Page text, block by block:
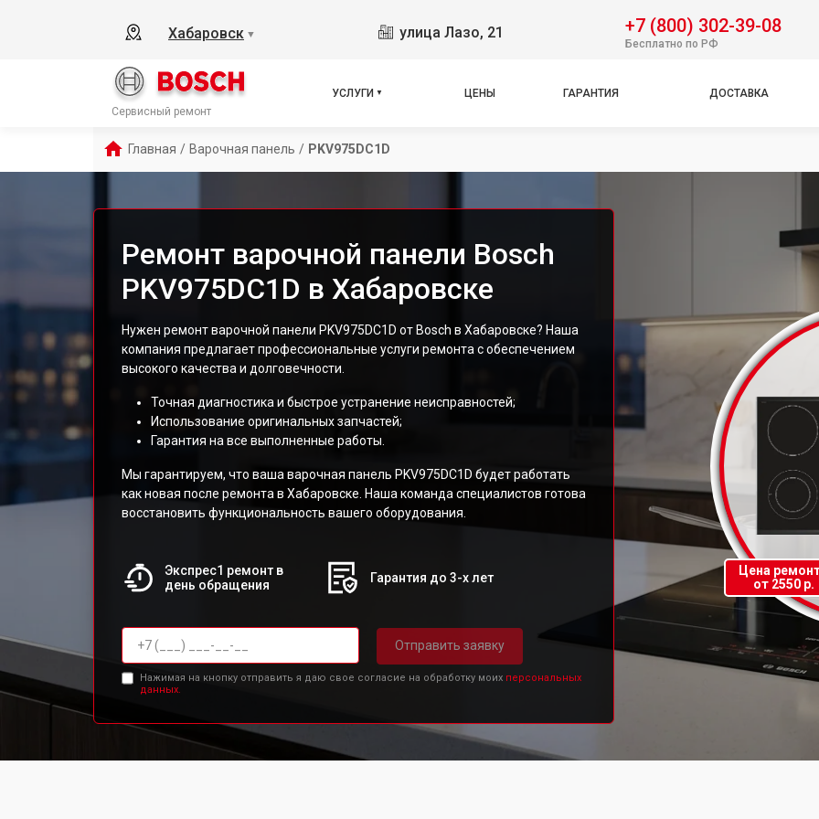
Хабаровск ▼ улица Лазо, 21 +7 (800) 302-39-08
Бесплатно по РФ
Сервисный ремонт
УСЛУГИ ЦЕНЫ ГАРАНТИЯ ДОСТАВКА
Главная / Варочная панель / PKV975DC1D
Ремонт варочной панели Bosch
PKV975DC1D в Хабаровске
Нужен ремонт варочной панели PKV975DC1D от Bosch в Хабаровске? Наша
компания предлагает профессиональные услуги ремонта с обеспечением
высокого качества и долговечности.
Точная диагностика и быстрое устранение неисправностей;
Использование оригинальных запчастей;
Гарантия на все выполненные работы.
Мы гарантируем, что ваша варочная панель PKV975DC1D будет работать
как новая после ремонта в Хабаровске. Наша команда специалистов готова
восстановить функциональность вашего оборудования.
Экспрес1 ремонт в
день обращения
Гарантия до 3-х лет
Отправить заявку
Нажимая на кнопку отправить я даю свое согласие на обработку моих персональных
данных.
Цена
от 2550 р.